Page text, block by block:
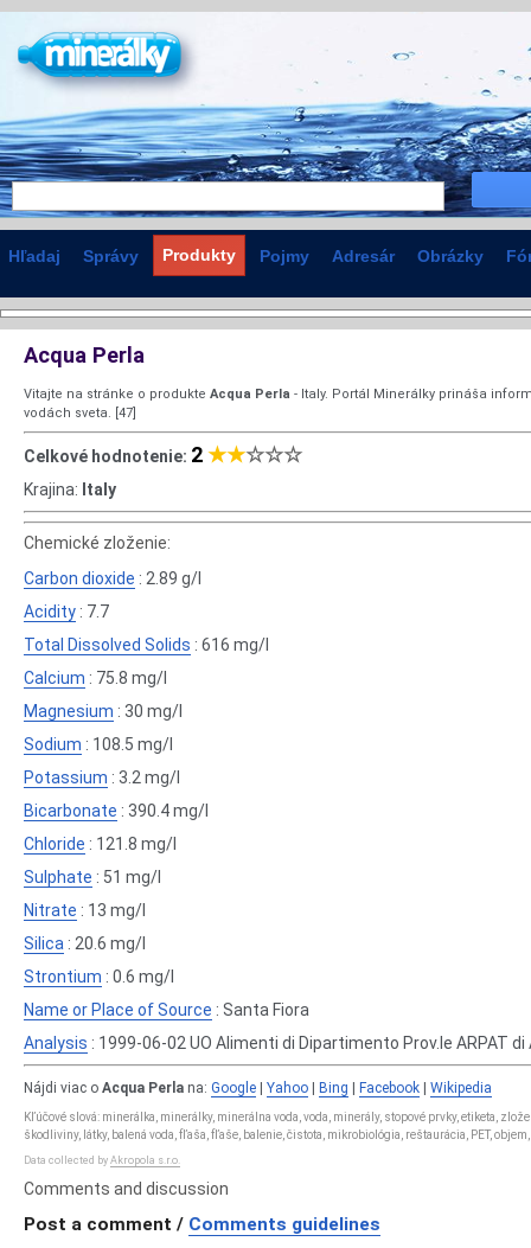
Hľadaj Správy Produkty Pojmy Adresár Obrázky
Acqua Perla
Vitajte na stránke o produkte Acqua Perla - Italy. Portál Minerálky prináša
vodách sveta. [47]
Celkové hodnotenie: 2★★☆☆☆
Krajina: Italy
Chemické zloženie:
Carbon dioxide : 2.89 g/l
Acidity : 7.7
Total Dissolved Solids : 616 mg/l
Calcium : 75.8 mg/l
Magnesium : 30 mg/l
Sodium : 108.5 mg/l
Potassium : 3.2 mg/l
Bicarbonate : 390.4 mg/l
Chloride : 121.8 mg/l
Sulphate : 51 mg/l
Nitrate : 13 mg/l
Silica : 20.6 mg/l
Strontium : 0.6 mg/l
Name or Place of Source : Santa Fiora
Analysis : 1999-06-02 UO Alimenti di Dipartimento Prov.le ARPAT
Nájdi viac o Acqua Perla na: Google Yahoo Bing Facebook Wikipedia
Kľúčové slová: minerálka, minerálky, minerálna voda, voda, minerály, stopové prvky, etiketa,
škodliviny, látky, balená voda, fľaša, fľaše, balenie, čistota, mikrobiológia, reštaurácia, PET,
Data collected by Akropola s.r.o.
Comments and discussion
Post a comment / Comments guidelines